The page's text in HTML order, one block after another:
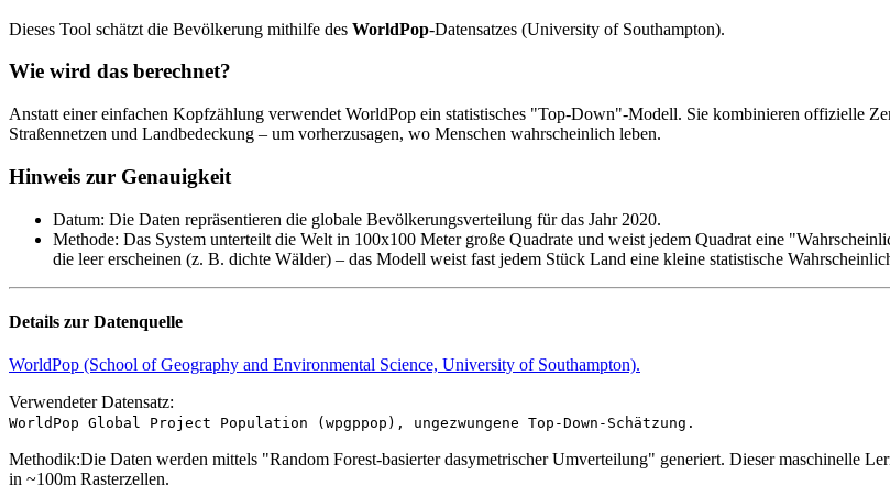
Dieses Tool schätzt die Bevölkerung mithilfe des WorldPop-Datensatzes (University of Southampton).
Wie wird das berechnet?
Anstatt einer einfachen Kopfzählung verwendet WorldPop ein statistisches "Top-Down"-Modell. Sie kombinieren offizielle
Straßennetzen und Landbedeckung – um vorherzusagen, wo Menschen wahrscheinlich leben.
Hinweis zur Genauigkeit
Datum: Die Daten repräsentieren die globale Bevölkerungsverteilung für das Jahr 2020.
Methode: Das System unterteilt die Welt in 100x100 Meter große Quadrate und weist jedem Quadrat eine
die leer erscheinen (z. B. dichte Wälder) – das Modell weist fast jedem Stück Land eine kleine statistische
Details zur Datenquelle
WorldPop (School of Geography and Environmental Science, University of Southampton).
Verwendeter Datensatz:
WorldPop Global Project Population (wpgppop), ungezwungene Top-Down-Schätzung.
Methodik:Die Daten werden mittels "Random Forest-basierter dasymetrischer Umverteilung" generiert. Dieser maschinelle
in ~100m Rasterzellen.